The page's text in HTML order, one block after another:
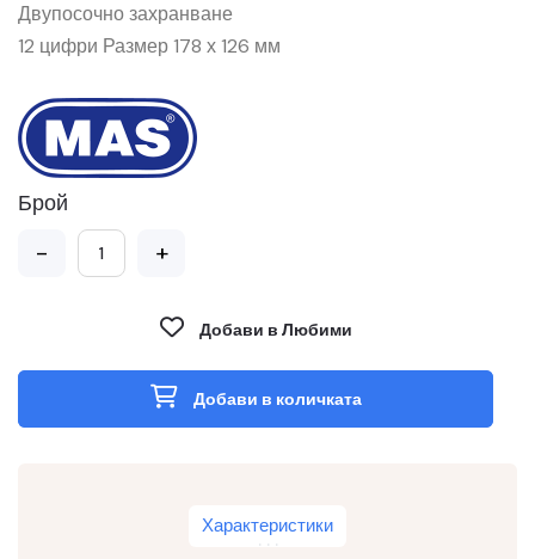
Двупосочно захранване
12 цифри Размер 178 х 126 мм
Брой
- +
Добави в Любими
Добави в количката
Характеристики